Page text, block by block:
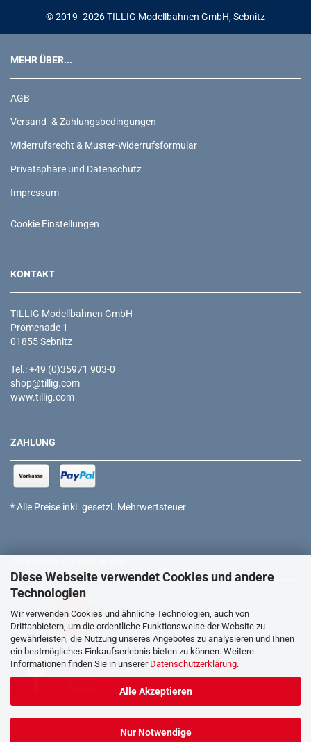
Diese Webseite verwendet Cookies und andere
Technologien
Wir verwenden Cookies und ähnliche Technologien, auch von
Drittanbietern, um die ordentliche Funktionsweise der Website zu
gewährleisten, die Nutzung unseres Angebotes zu analysieren und Ihnen
ein bestmögliches Einkaufserlebnis bieten zu können. Weitere
Informationen finden Sie in unserer Datenschutzerklärung.
Alle Akzeptieren
Nur Notwendige
© 2019 -2026 TILLIG Modellbahnen GmbH, Sebnitz
MEHR ÜBER...
AGB
Versand- & Zahlungsbedingungen
Widerrufsrecht & Muster-Widerrufsformular
Privatsphäre und Datenschutz
Impressum
Cookie Einstellungen
KONTAKT
TILLIG Modellbahnen GmbH
Promenade 1
01855 Sebnitz
Tel.: +49 (0)35971 903-0
shop@tillig.com
www.tillig.com
ZAHLUNG
* Alle Preise inkl. gesetzl. Mehrwertsteuer